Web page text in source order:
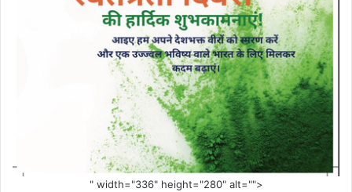
" width="336" height="280" alt="">